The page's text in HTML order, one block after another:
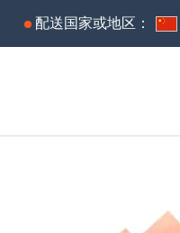
配送国家或地区：